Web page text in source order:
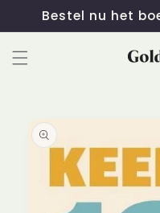
naar de
content
Bestel nu het